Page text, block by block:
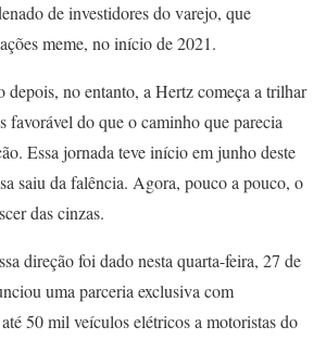
de investidores do varejo, que
meme, no início de 2021.
depois, no entanto, a Hertz começa a trilhar
favorável do que o caminho que parecia
Essa jornada teve início em junho deste
saiu da falência. Agora, pouco a pouco, o
das cinzas.
direção foi dado nesta quarta-feira, 27 de
uma parceria exclusiva com
50 mil veículos elétricos a motoristas do